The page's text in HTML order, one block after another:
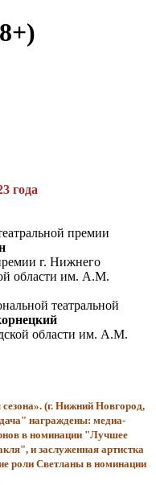
года
премии
г. Нижнего
области им. А.М.
театральной
области им. А.М.
(г. Нижний Новгород,
награждены: медиа-
в номинации "Лучшее
и заслуженная артистка
роли Светланы в номинации